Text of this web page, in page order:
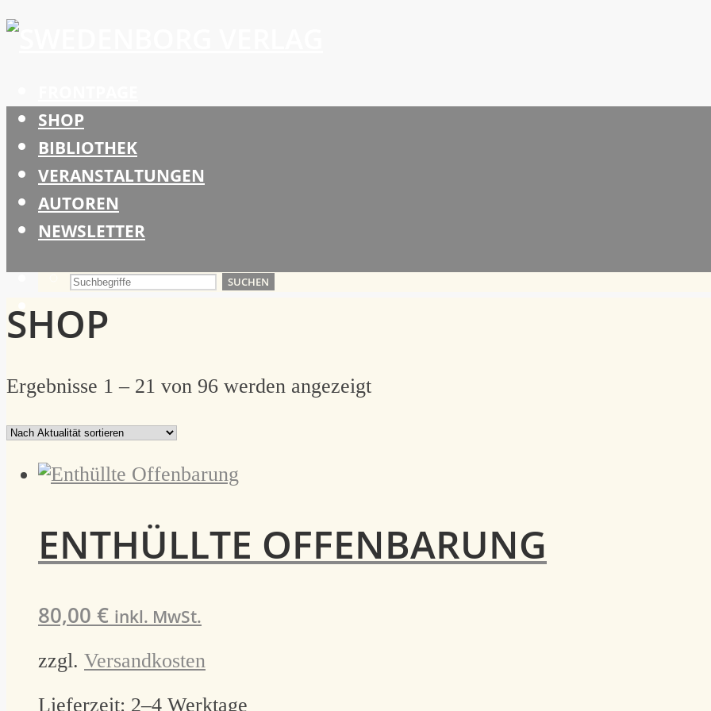
SHOP
BIBLIOTHEK
VERANSTALTUNGEN
AUTOREN
NEWSLETTER
SUCHEN
SHOP
Ergebnisse 1 – 21 von 96 werden angezeigtNach
ENTHÜLLTE OFFENBARUNG
80,00 € inkl. MwSt.
zzgl. Versandkosten
Lieferzeit: 2–4 Werktage